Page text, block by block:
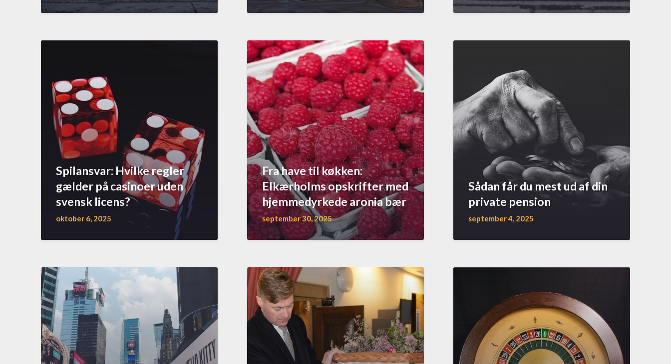
Spilansvar: Hvilke regler
gælder på casinoer uden
svensk licens?
oktober 6, 2025
Fra have til køkken:
Elkærholms opskrifter med
hjemmedyrkede aronia bær
september 30, 2025
Sådan får du mest ud af din
private pension
september 4, 2025